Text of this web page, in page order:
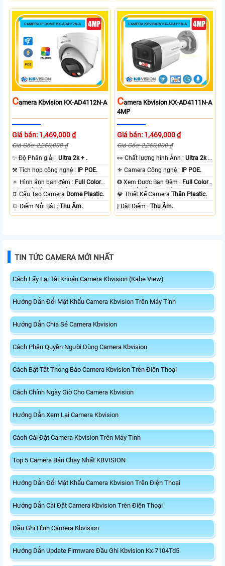
CAmera Kbvision KX-AD4112N-A
Giá bán: 1,469,000 ₫
Giá Gốc: 2,260,000 ₫
✨ Độ Phân giải :Ultra 2k + .
⚒ Tích hợp công nghệ : IP POE.
🔅 Hình ảnh ban đêm : Full Color
30m Có Màu Ban Ðêm.
♊ Cấu Tạo Camera Dome Plastic.
️💠 Điểm Nỗi Bật :Thu Âm.
CAmera Kbvision KX-AD4111N-A
4MP
Giá bán: 1,469,000 ₫
Giá Gốc: 2,260,000 ₫
️👀 Chất lượng hình Ảnh :Ultra 2k +
⚜️ Camera Công nghệ : IP POE.
❂ Xem Được Ban Đêm : Full Color
30m Có Màu Ban Ðêm.
💎 Thiết Kế CameraThân Plastic.
️ƒ Đặt Điểm :Thu Âm.
TIN TỨC CAMERA MỚI NHẤT
Cách Lấy Lại Tài Khoản Camera Kbvision (Kabe View)
Hướng Dẫn Đổi Mật Khẩu Camera Kbvision Trên Máy Tính
Hướng Dẫn Chia Sẻ Camera Kbvision
Cách Phân Quyền Người Dùng Camera Kbvision
Cách Bật Tắt Thông Báo Camera Kbvision Trên Điện Thoại
Cách Chỉnh Ngày Giờ Cho Camera Kbvision
Hướng Dẫn Xem Lại Camera Kbvision
Cách Cài Đặt Camera Kbvision Trên Máy Tính
Top 5 Camera Bán Chạy Nhất KBVISION
Hướng Dẫn Đổi Mật Khẩu Camera Kbvision Trên Điện Thoại
Hướng Dẫn Cài Đặt Camera Kbvision Trên Điện Thoại
Đầu Ghi Hình Camera Kbvision
Hướng Dẫn Update Firmware Đầu Ghi Kbvision Kx-7104Td5